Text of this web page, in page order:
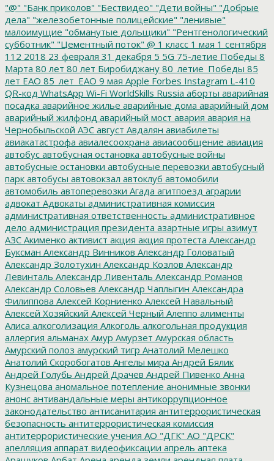
"@" "Банк приколов" "Бествидео" "Дети войны" "Добрые
дела" "железобетонные полицейские" "ленивые"
малоимущие "обманутые дольщики" "Рентгенологический
субботник" "Цементный поток" @ 1 класс 1 мая 1 сентября
112 2018 23 февраля 31 декабря 5 5G 75-летие Победы 8
Марта 80 лет 80 лет Биробиджану 80_летие_Победы 85
лет ЕАО 85_лет_ЕАО 9 мая Apple Forbes Instagram L-410
QR-код WhatsApp Wi-Fi WorldSkills Russia аборты аварийная
посадка аварийное жилье аварийные дома аварийный дом
аварийный жилфонд аварийный мост авария авария на
Чернобыльской АЭС август Авдалян авиабилеты
авиакатастрофа авиалесоохрана авиасообщение авиация
автобус автобусная остановка автобусные войны
автобусные остановки автобусные перевозки автобусный
парк автобусы автовокзал автоклуб автомобили
автомобиль автоперевозки Агада агитпоезд аграрии
адвокат Адвокаты административная комиссия
административная ответственность административное
дело администрация президента азартные игры азимут
АЗС Акименко активист акция акция протеста Александр
Буксман Александр Винников Александр Головатый
Александр Золотухин Александр Козлов Александр
Левинталь Александр Ливенталь Александр Романов
Александр Соловьев Александр Чаплыгин Александра
Филиппова Алексей Корниенко Алексей Навальный
Алексей Хозяйский Алексей Черный Алеппо алименты
Алиса алкоголизация Алкоголь алкогольная продукция
аллергия альманах Амур Амурзет Амурская область
Амурский полоз амурский тигр Анатолий Мелешко
Анатолий Скоробогатов Ангелы мира Андрей Бялик
Андрей Голубь Андрей Драчев Андрей Пивенко Анна
Кузнецова аномальное потепление анонимные звонки
анонс антивандальные меры антикоррупционное
законодательство антисанитария антитеррористическая
безопасность антитеррористическая комиссия
антитеррористические учения АО "ДГК" АО "ДРСК"
апелляция аппарат видеофиксации апрель аптека